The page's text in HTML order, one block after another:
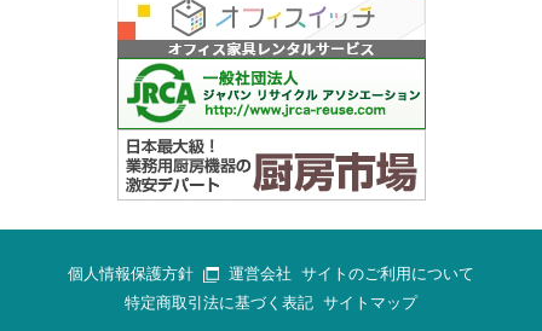
個人情報保護方針 運営会社 サイトのご利用について
特定商取引法に基づく表記 サイトマップ